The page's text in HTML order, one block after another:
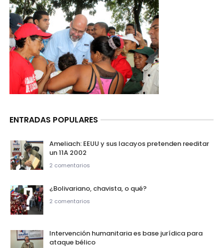
ENTRADAS POPULARES
Ameliach: EEUU y sus lacayos pretenden reeditar
un 11A 2002
2 comentarios
¿Bolivariano, chavista, o qué?
2 comentarios
Intervención humanitaria es base jurídica para
ataque bélico